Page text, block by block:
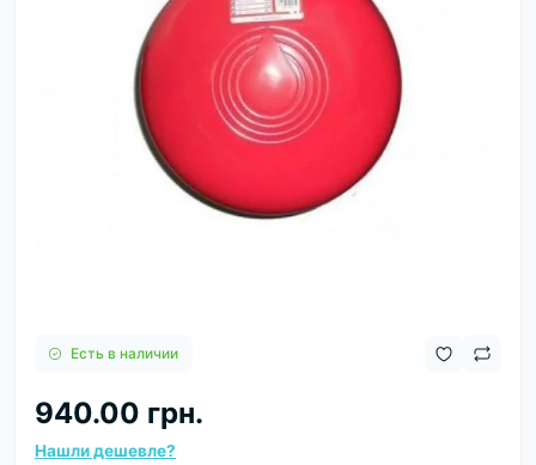
Есть в наличии
940.00 грн.
Нашли дешевле?